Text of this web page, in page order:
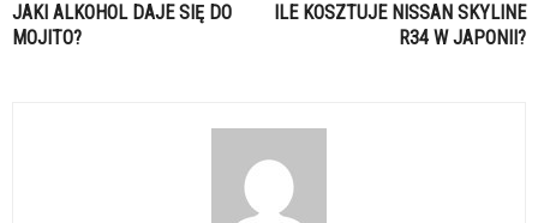
JAKI ALKOHOL DAJE SIĘ DO
MOJITO?
ILE KOSZTUJE NISSAN SKYLINE
R34 W JAPONII?